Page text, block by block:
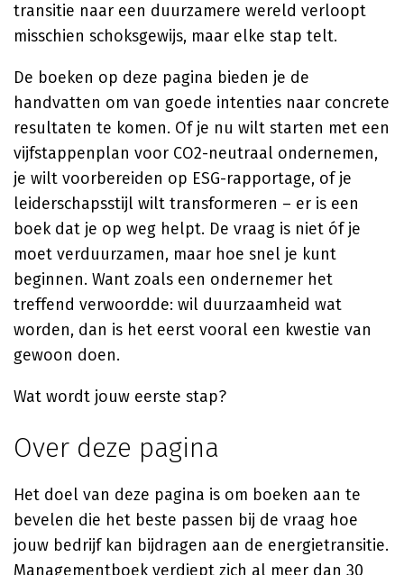
transitie naar een duurzamere wereld verloopt
misschien schoksgewijs, maar elke stap telt.
De boeken op deze pagina bieden je de
handvatten om van goede intenties naar concrete
resultaten te komen. Of je nu wilt starten met een
vijfstappenplan voor CO2-neutraal ondernemen,
je wilt voorbereiden op ESG-rapportage, of je
leiderschapsstijl wilt transformeren – er is een
boek dat je op weg helpt. De vraag is niet óf je
moet verduurzamen, maar hoe snel je kunt
beginnen. Want zoals een ondernemer het
treffend verwoordde: wil duurzaamheid wat
worden, dan is het eerst vooral een kwestie van
gewoon doen.
Wat wordt jouw eerste stap?
Over deze pagina
Het doel van deze pagina is om boeken aan te
bevelen die het beste passen bij de vraag hoe
jouw bedrijf kan bijdragen aan de energietransitie.
Managementboek verdiept zich al meer dan 30